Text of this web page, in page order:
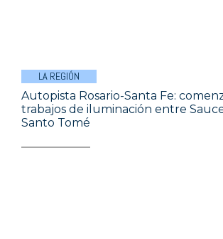
LA REGIÓN
Autopista Rosario-Santa Fe:
trabajos de iluminación entre
Santo Tomé